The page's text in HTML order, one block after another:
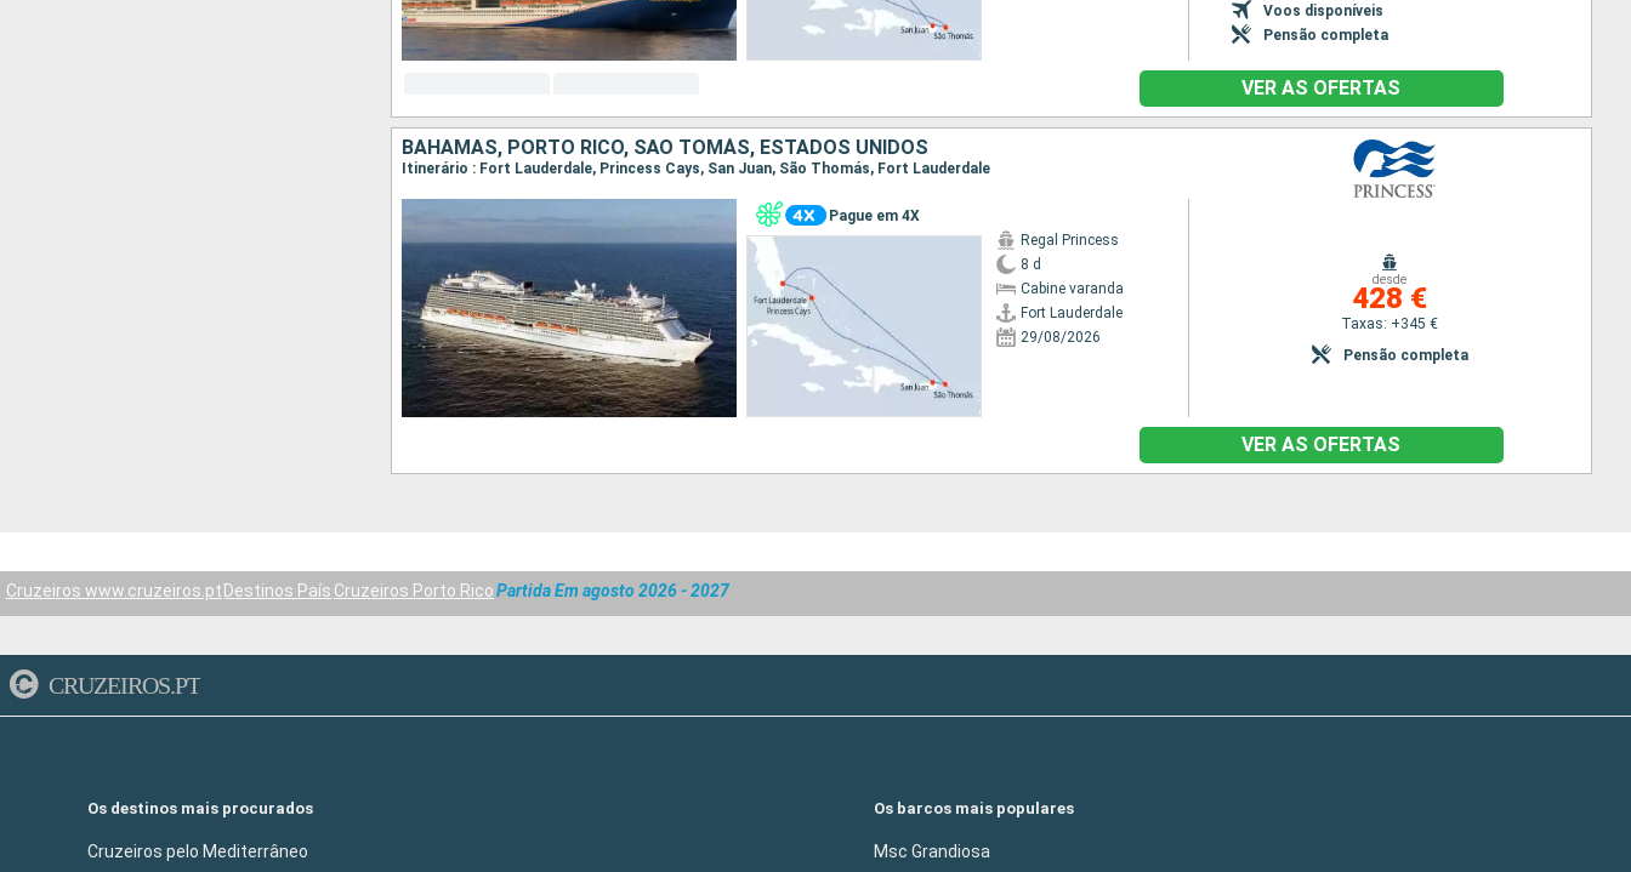
Voos disponíveis
Pensão completa
VER AS OFERTAS
BAHAMAS, PORTO RICO, SÃO TOMÁS, ESTADOS UNIDOS
Itinerário : Fort Lauderdale, Princess Cays, San Juan, São Thomás, Fort Lauderdale
Pague em 4X
Regal Princess
8 d
Cabine varanda
Fort Lauderdale
29/08/2026
desde
428 €
Taxas: +345 €
Pensão completa
VER AS OFERTAS
Cruzeiros www.cruzeiros.pt Destinos País Cruzeiros Porto RicoPartida Em agosto 2026 - 2027
CRUZEIROS.PT
Os destinos mais procurados
Cruzeiros pelo Mediterrâneo
Os barcos mais populares
Msc Grandiosa